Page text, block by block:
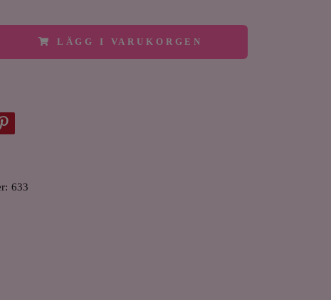
LÄGG I VARUKORGEN
633